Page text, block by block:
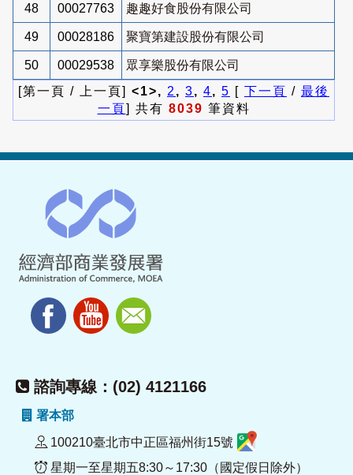
48 00027763 趣趣好食股份有限公司
49 00028186 聚寶第建設股份有限公司
50 00029538
眾享樂股份有限公司
[第一頁 / 上一頁] <1>, 2 , 3, 4, 5 [ 下一頁 / 最後
一頁] 共有 8039 筆資料
諮詢專線：(02) 4121166
署本部
100210臺北市中正區福州街15號
星期一至星期五8:30～17:30（國定假日除外）